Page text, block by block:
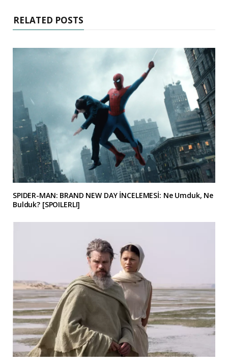
RELATED POSTS
SPIDER-MAN: BRAND NEW DAY İNCELEMESİ: Ne Umduk, Ne
Bulduk? [SPOILERLI]